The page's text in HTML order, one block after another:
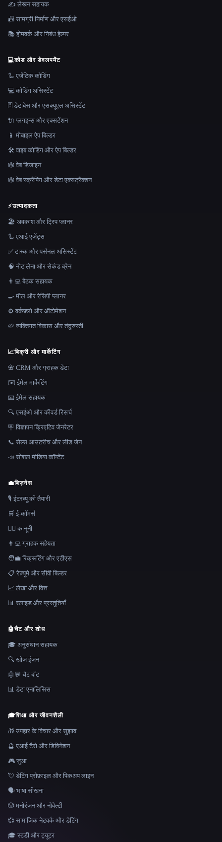
✍️ लेखन सहायक
📠 सामग्री निर्माण और एसईओ
📚 होमवर्क और निबंध हेल्पर
💻कोड और डेवलपमेंट
🦾 एजेंटिक कोडिंग
💻 कोडिंग असिस्टेंट
🗄️ डेटाबेस और एसक्यूएल असिस्टेंट
🔌 प्लगइन्स और एक्सटेंशन
📱 मोबाइल ऐप बिल्डर
🛠️ वाइब कोडिंग और ऐप बिल्डर
🕸 वेब डिजाइन
🕸️ वेब स्क्रैपिंग और डेटा एक्सट्रैक्शन
⚡उत्पादकता
🏖 अवकाश और ट्रिप प्लानर
🦾 एआई एजेंट्स
✅ टास्क और पर्सनल असिस्टेंट
🧠 नोट लेना और सेकंड ब्रेन
👨‍💻 बैठक सहायक
🍳 मील और रेसिपी प्लानर
⚙️ वर्कफ़्लो और ऑटोमेशन
🌱 व्यक्तिगत विकास और तंदुरुस्ती
📈बिक्री और मार्केटिंग
📇 CRM और ग्राहक डेटा
✉️ ईमेल मार्केटिंग
📧 ईमेल सहायक
🔍 एसईओ और कीवर्ड रिसर्च
🪧 विज्ञापन क्रिएटिव जेनरेटर
📞 सेल्स आउटरीच और लीड जेन
📣 सोशल मीडिया कॉन्टेंट
💼बिज़नेस
🎙️ इंटरव्यू की तैयारी
🛒 ई-कॉमर्स
👩‍⚖️ कानूनी
👨‍💻 ग्राहक सहेयता
🧑‍💼 रिक्रूटिंग और एटीएस
📋 रेज़्यूमे और सीवी बिल्डर
📈 लेखा और वित्त
📊 स्लाइड और प्रस्तुतियाँ
🤖चैट और शोध
🎓 अनुसंधान सहायक
🔍 खोज इंजन
🤖💬 चैट बॉट
📊 डेटा एनालिसिस
🎓शिक्षा और जीवनशैली
🎁 उपहार के विचार और सुझाव
🔮 एआई टैरो और डिविनेशन
🎮 जुआ
💘 डेटिंग प्रोफ़ाइल और पिकअप लाइन
🗣️ भाषा सीखना
🎲 मनोरंजन और नोवेल्टी
💞 सामाजिक नेटवर्क और डेटिंग
🎓 स्टडी और ट्यूटर